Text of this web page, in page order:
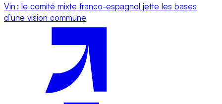
Vin : le comité mixte franco-espagnol jette les bases
d’une vision commune